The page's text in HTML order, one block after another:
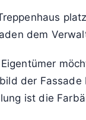
dem
der
ist die